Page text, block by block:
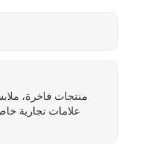
منتجات فاخرة،
علامات تجارية